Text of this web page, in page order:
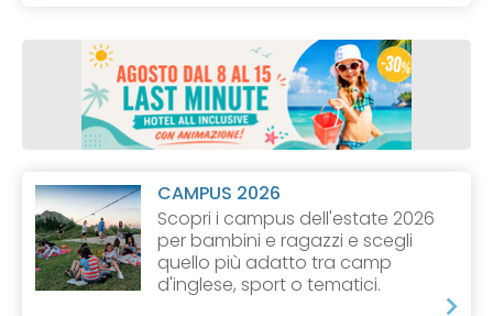
CAMPUS 2026
Scopri i campus dell'estate 2026
per bambini e ragazzi e scegli
quello più adatto tra camp
d'inglese, sport o tematici.